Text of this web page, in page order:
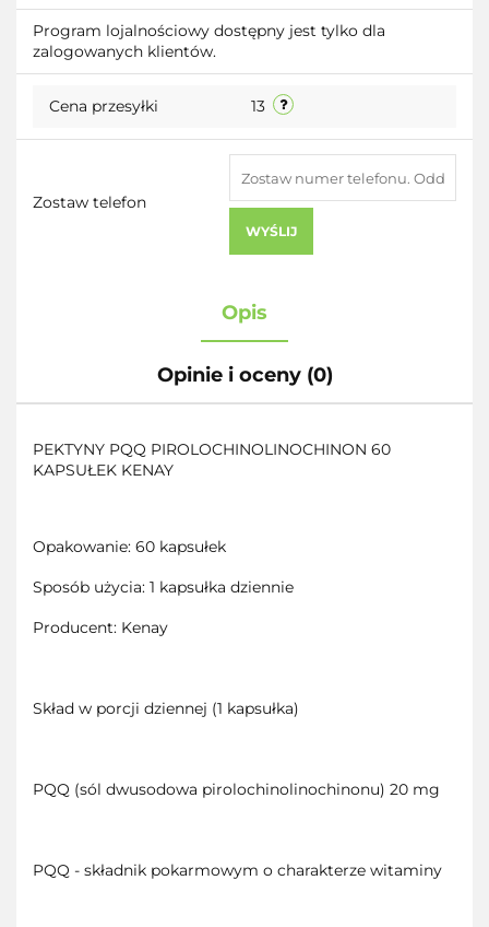
Do
Program lojalnościowy dostępny jest tylko dla
zalogowanych klientów.
Cena przesyłki 13
Zostaw telefon
WYŚLIJ
Opis
Opinie i oceny (0)
PEKTYNY PQQ PIROLOCHINOLINOCHINON 60
KAPSUŁEK KENAY
Opakowanie: 60 kapsułek
Sposób użycia: 1 kapsułka dziennie
Producent: Kenay
Skład w porcji dziennej (1 kapsułka)
PQQ (sól dwusodowa pirolochinolinochinonu) 20 mg
PQQ - składnik pokarmowym o charakterze witaminy